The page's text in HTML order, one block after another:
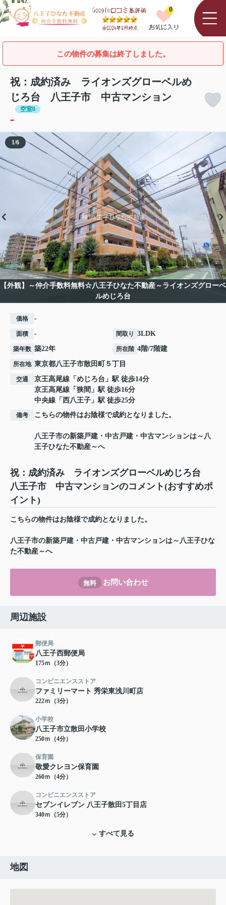
0
この物件の募集は終了しました。
祝：成約済み ライオンズグローベルめ
じろ台 八王子市 中古マンション
空室0
-
【外観】～仲介手数料無料☆八王子ひなた不動産～ライオンズグローベ
ルめじろ台
1/6
価格 -
面積 - 間取り 3LDK
築年数 築22年 所在階 4階/7階建
所在地 東京都八王子市散田町 ５丁目
交通 京王高尾線 「 めじろ台 」駅 徒歩14分
京王高尾線 「 狭間 」駅 徒歩16分
中央線 「 西八王子 」駅 徒歩25分
備考 こちらの物件はお陰様で成約となりました。
八王子市の新築戸建・中古戸建・中古マンションは～八
王子ひなた不動産～へ
祝：成約済み ライオンズグローベルめじろ台
八王子市 中古マンションのコメント(おすすめポ
イント)
こちらの物件はお陰様で成約となりました。
八王子市の新築戸建・中古戸建・中古マンションは～八王子ひな
た不動産～へ
無料 お問い合わせ
周辺施設
郵便局
八王子西郵便局
175ｍ（3分）
コンビニエンスストア
ファミリーマート 秀栄東浅川町店
222ｍ（3分）
小学校
八王子市立散田小学校
250ｍ（4分）
保育園
敬愛クレヨン保育園
260ｍ（4分）
コンビニエンスストア
セブンイレブン 八王子散田5丁目店
340ｍ（5分）
すべて見る
地図